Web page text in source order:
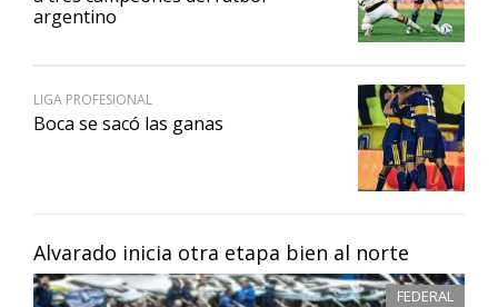
Alvarado inicia otra etapa bien al norte
FEDERAL
argentino
LIGA PROFESIONAL
Boca se sacó las ganas